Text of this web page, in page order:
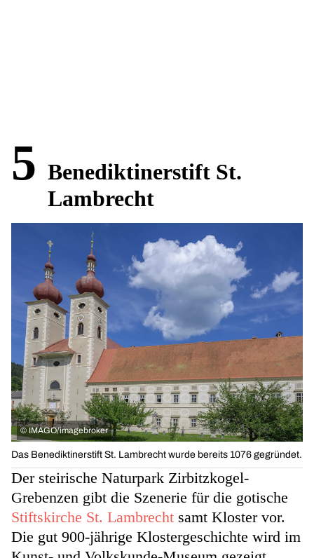
5 Benediktinerstift St.
Lambrecht
© IMAGO/imagebroker
Das Benediktinerstift St. Lambrecht wurde bereits 1076 gegründet.
Der steirische Naturpark Zirbitzkogel-
Grebenzen gibt die Szenerie für die gotische
Stiftskirche St. Lambrecht samt Kloster vor.
Die gut 900-jährige Klostergeschichte wird im